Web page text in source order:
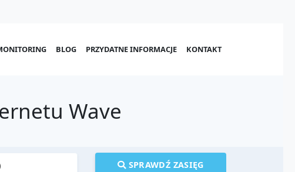
BLOG PRZYDATNE INFORMACJE KONTAKT
Wave
SPRAWDŹ ZASIĘG